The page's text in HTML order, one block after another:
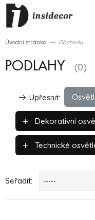
Úvodní stránka Obchody
PODLAHY (0)
Upřesnit:
Dekorativní
Technické
Seřadit: -----